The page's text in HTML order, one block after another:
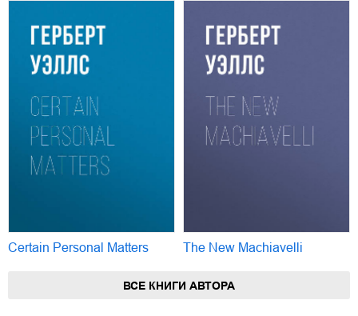
Certain Personal Matters The New Machiavelli
ВСЕ КНИГИ АВТОРА